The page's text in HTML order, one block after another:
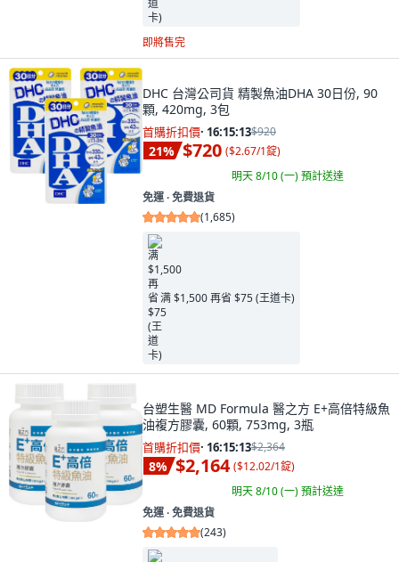
即將售完
DHC 台灣公司貨 精製魚油DHA 30日份, 90
顆, 420mg, 3包
首購折扣價· 16:15:11$920
21% $720 ($2.67/1錠)
明天 8/10 (一)預計送達
免運 ∙ 免費退貨
(1,685)
满 $1,500 再省 $75 (王道卡)
台塑生醫 MD Formula 醫之方 E+高倍特級魚
油複方膠囊, 60顆, 753mg, 3瓶
首購折扣價· 16:15:11$2,364
8% $2,164 ($12.02/1錠)
明天 8/10 (一)預計送達
免運 ∙ 免費退貨
(243)